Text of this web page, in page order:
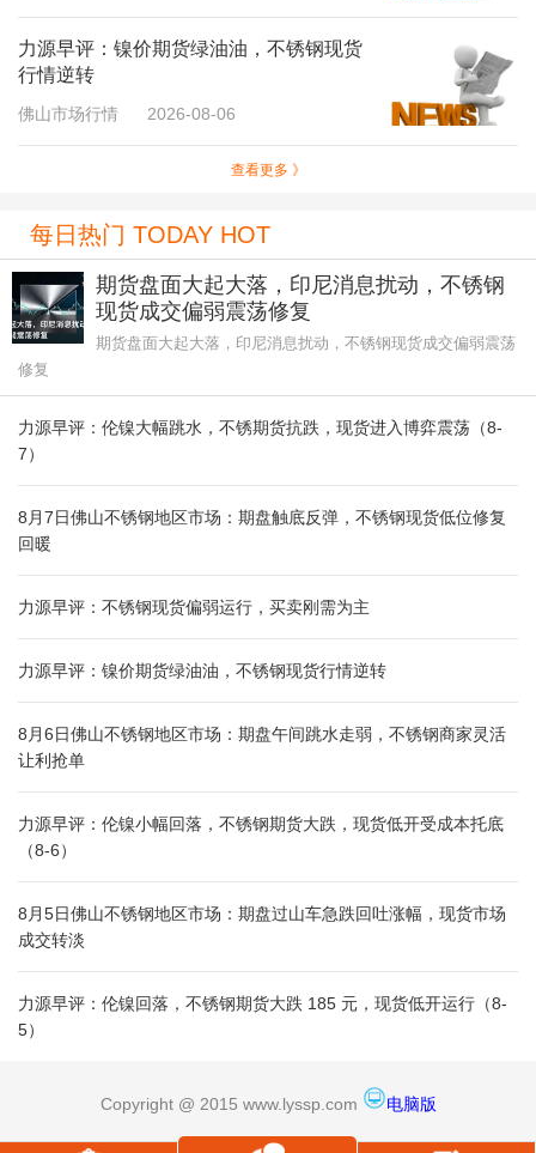
力源早评：镍价期货绿油油，不锈钢现货
行情逆转
佛山市场行情 2026-08-06
查看更多 》
每日热门 TODAY HOT
期货盘面大起大落，印尼消息扰动，不锈钢
现货成交偏弱震荡修复
期货盘面大起大落，印尼消息扰动，不锈钢现货成交偏弱震荡
修复
力源早评：伦镍大幅跳水，不锈期货抗跌，现货进入博弈震荡（8-
7）
8月7日佛山不锈钢地区市场：期盘触底反弹，不锈钢现货低位修复
回暖
力源早评：不锈钢现货偏弱运行，买卖刚需为主
力源早评：镍价期货绿油油，不锈钢现货行情逆转
8月6日佛山不锈钢地区市场：期盘午间跳水走弱，不锈钢商家灵活
让利抢单
力源早评：伦镍小幅回落，不锈钢期货大跌，现货低开受成本托底
（8-6）
8月5日佛山不锈钢地区市场：期盘过山车急跌回吐涨幅，现货市场
成交转淡
力源早评：伦镍回落，不锈钢期货大跌 185 元，现货低开运行（8-
5）
Copyright @ 2015 www.lyssp.com 电脑版